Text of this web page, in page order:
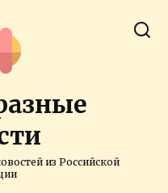
из Российской